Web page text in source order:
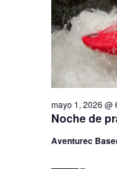
Noche de
mayo 1, 2026 @
Aventurec